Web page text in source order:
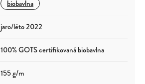
biobavlna
jaro/léto 2022
100% GOTS certifikovaná biobavlna
155 g/m